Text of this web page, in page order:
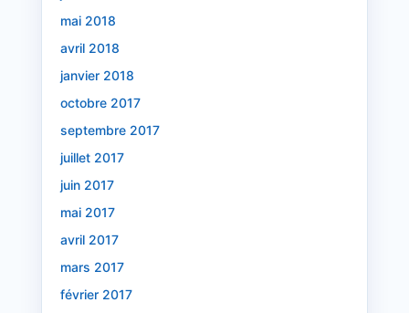
mai 2018
avril 2018
janvier 2018
octobre 2017
septembre 2017
juillet 2017
juin 2017
mai 2017
avril 2017
mars 2017
février 2017